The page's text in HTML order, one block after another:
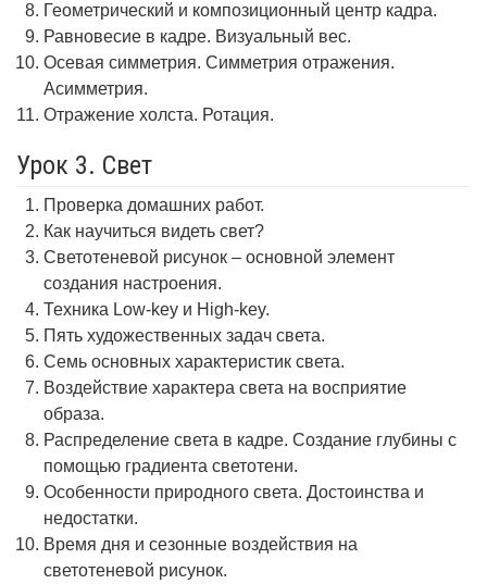
Геометрический и композиционный центр кадра.
Равновесие в кадре. Визуальный вес.
Осевая симметрия. Симметрия отражения.
Асимметрия.
Отражение холста. Ротация.
Урок 3. Свет
Проверка домашних работ.
Как научиться видеть свет?
Светотеневой рисунок – основной элемент
создания настроения.
Техника Low-key и High-key.
Пять художественных задач света.
Семь основных характеристик света.
Воздействие характера света на восприятие
образа.
Распределение света в кадре. Создание глубины с
помощью градиента светотени.
Особенности природного света. Достоинства и
недостатки.
Время дня и сезонные воздействия на
светотеневой рисунок.